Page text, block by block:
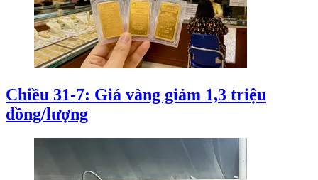
Chiều 31-7: Giá vàng giảm 1,3 triệu
đồng/lượng